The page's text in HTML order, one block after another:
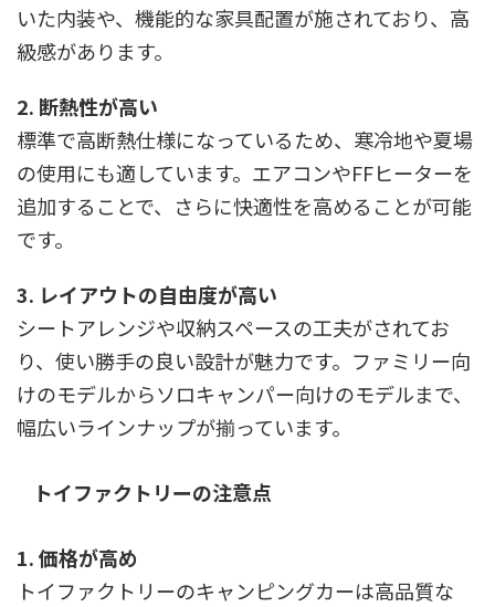
いた内装や、機能的な家具配置が施されており、高
級感があります。
2. 断熱性が高い
標準で高断熱仕様になっているため、寒冷地や夏場
の使用にも適しています。エアコンやFFヒーターを
追加することで、さらに快適性を高めることが可能
です。
3. レイアウトの自由度が高い
シートアレンジや収納スペースの工夫がされてお
り、使い勝手の良い設計が魅力です。ファミリー向
けのモデルからソロキャンパー向けのモデルまで、
幅広いラインナップが揃っています。
トイファクトリーの注意点
1. 価格が高め
トイファクトリーのキャンピングカーは高品質な